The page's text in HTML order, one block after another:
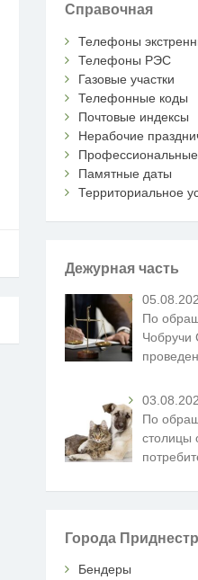
Справочная
Телефоны
Телефоны РЭС
Газовые участки
Телефонные коды
Почтовые индексы
Нерабочие
Профессиональные
Памятные даты
Территориальное
Дежурная часть
По
Чобручи
По
столицы
Города
Бендеры